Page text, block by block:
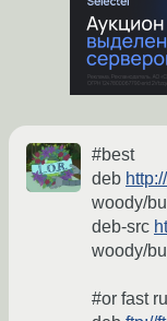
#best
deb
woody/
deb-src
woody/
#or fast